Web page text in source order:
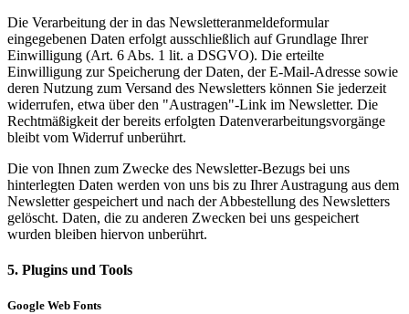
Die Verarbeitung der in das Newsletteranmeldeformular
eingegebenen Daten erfolgt ausschließlich auf Grundlage Ihrer
Einwilligung (Art. 6 Abs. 1 lit. a DSGVO). Die erteilte
Einwilligung zur Speicherung der Daten, der E-Mail-Adresse sowie
deren Nutzung zum Versand des Newsletters können Sie jederzeit
widerrufen, etwa über den "Austragen"-Link im Newsletter. Die
Rechtmäßigkeit der bereits erfolgten Datenverarbeitungsvorgänge
bleibt vom Widerruf unberührt.
Die von Ihnen zum Zwecke des Newsletter-Bezugs bei uns
hinterlegten Daten werden von uns bis zu Ihrer Austragung aus dem
Newsletter gespeichert und nach der Abbestellung des Newsletters
gelöscht. Daten, die zu anderen Zwecken bei uns gespeichert
wurden bleiben hiervon unberührt.
5. Plugins und Tools
Google Web Fonts